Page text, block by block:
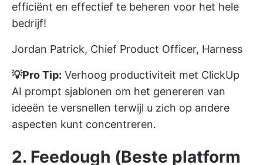
efficiënt en effectief te beheren voor het hele
bedrijf!
Jordan Patrick, Chief Product Officer, Harness
💡Pro Tip: Verhoog productiviteit met ClickUp
AI prompt sjablonen om het genereren van
ideeën te versnellen terwijl u zich op andere
aspecten kunt concentreren.
2. Feedough (Beste platform